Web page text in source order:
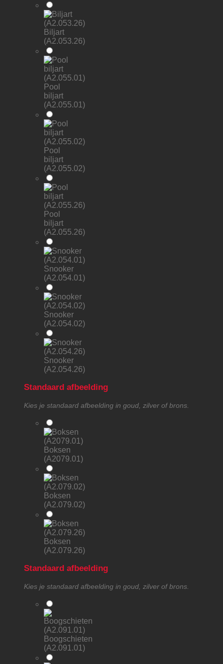
Biljart
(A2.053.26)
Pool
biljart
(A2.055.01)
Pool
biljart
(A2.055.02)
Pool
biljart
(A2.055.26)
Snooker
(A2.054.01)
Snooker
(A2.054.02)
Snooker
(A2.054.26)
Standaard afbeelding
Kies je standaard afbeelding in goud, zilver of brons.
Boksen
(A2079.01)
Boksen
(A2.079.02)
Boksen
(A2.079.26)
Standaard afbeelding
Kies je standaard afbeelding in goud, zilver of brons.
Boogschieten
(A2.091.01)